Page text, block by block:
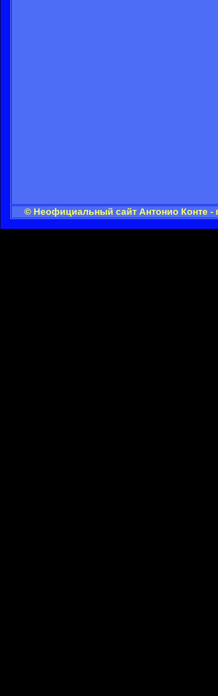
© Неофициальный сайт Антонио Конте -